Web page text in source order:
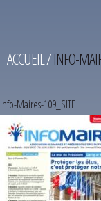
ACCUEIL/INFO-
Info-Maires-109_SITE